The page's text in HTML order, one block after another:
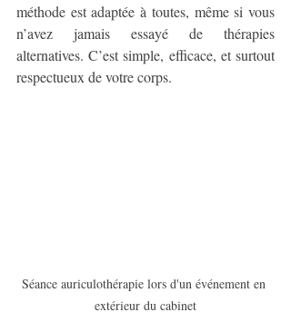
méthode est adaptée à toutes, même si vous
n’avez jamais essayé de thérapies
alternatives. C’est simple, efficace, et surtout
respectueux de votre corps.
Séance auriculothérapie lors d'un événement en
extérieur du cabinet